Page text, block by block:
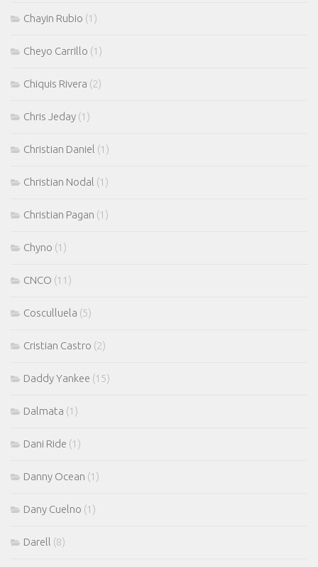
Chayin Rubio (1)
Cheyo Carrillo (1)
Chiquis Rivera (2)
Chris Jeday (1)
Christian Daniel (1)
Christian Nodal (1)
Christian Pagan (1)
Chyno (1)
CNCO (11)
Cosculluela (5)
Cristian Castro (2)
Daddy Yankee (15)
Dalmata (1)
Dani Ride (1)
Danny Ocean (1)
Dany Cuelno (1)
Darell (8)